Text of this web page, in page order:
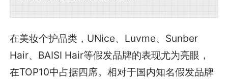
在美妆个护品类，UNice、Luvme、Sunber
Hair、BAISI Hair等假发品牌的表现尤为亮眼，
在TOP10中占据四席。相对于国内知名假发品牌